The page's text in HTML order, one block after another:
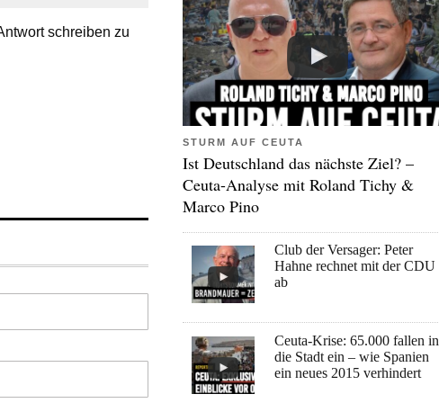
schreiben zu
STURM AUF CEUTA
Ist Deutschland das nächste Ziel? –
Ceuta-Analyse mit Roland Tichy &
Marco Pino
Club der Versager: Peter
Hahne rechnet mit der CDU
ab
Ceuta-Krise: 65.000 fallen in
die Stadt ein – wie Spanien
ein neues 2015 verhindert